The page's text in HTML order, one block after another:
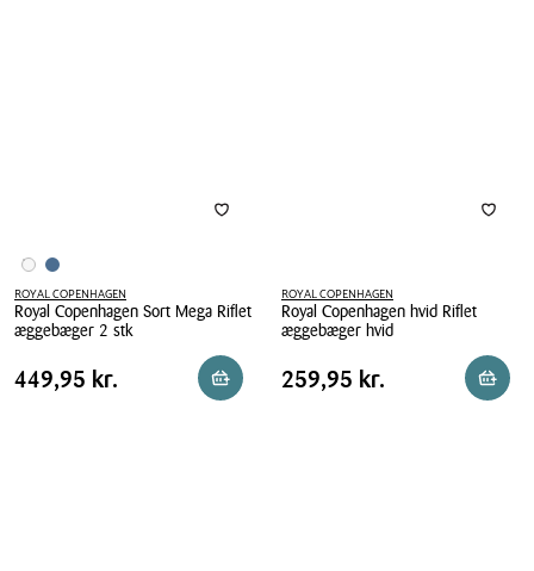
ROYAL COPENHAGEN
Royal Copenhagen Sort Mega Riflet
æggebæger 2 stk
Royal
Copenhagen
Pris
Pris 449,95 kr.
449,95 kr. Reservér i butik
ROYAL COPENHAGEN
Royal Copenhagen hvid Riflet
æggebæger hvid
Royal
Copenhagen
Pris
Pris 259,95 kr.
259,95 kr.